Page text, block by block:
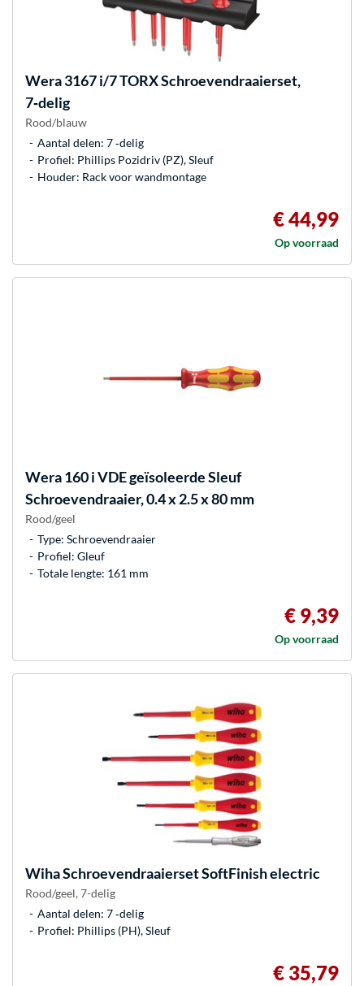
Wera3167 i/7 TORX Schroevendraaierset,
7‑delig
Rood/blauw
Aantal delen: 7 ‐delig
Profiel: Phillips Pozidriv (PZ), Sleuf
Houder: Rack voor wandmontage
€ 44,99
Op voorraad
Wera160 i VDE geïsoleerde Sleuf
Schroevendraaier, 0.4 x 2.5 x 80 mm
Rood/geel
Type: Schroevendraaier
Profiel: Gleuf
Totale lengte: 161 mm
€ 9,39
Op voorraad
WihaSchroevendraaierset SoftFinish electric
Rood/geel, 7-delig
Aantal delen: 7 ‐delig
Profiel: Phillips (PH), Sleuf
€ 35,79